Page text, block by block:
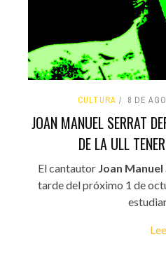
CULTURA 8 DE
JOAN MANUEL SERRAT
DE LA ULL
El cantautor Joan
tarde del próximo 1 de